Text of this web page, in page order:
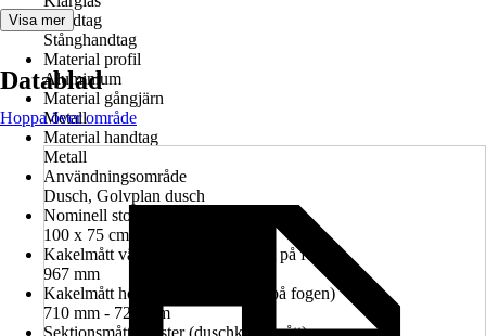
Handtag
Stånghandtag
Material profil
Aluminium
Material gångjärn
Metall
Material handtag
Metall
Användningsområde
Dusch, Golvplan dusch
Nominell storlek i cm
100 x 75 cm
Kakelmått vänster (glasrutans mitt på fogen)
967 mm
Kakelmått höger (glasrutans mitt på fogen)
710 mm - 724 mm
Sektionsmått vänster (duschkabinmått)
Visa mer
Datablad
Hoppa över område